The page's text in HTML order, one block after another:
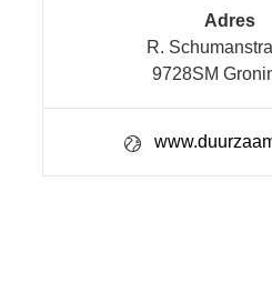
Adres
R.
9728SM